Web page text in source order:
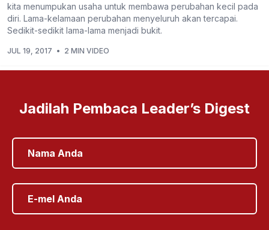
kita menumpukan usaha untuk membawa perubahan kecil pada
diri. Lama-kelamaan perubahan menyeluruh akan tercapai.
Sedikit-sedikit lama-lama menjadi bukit.
JUL 19, 2017 • 2 MIN VIDEO
Jadilah Pembaca Leader’s Digest